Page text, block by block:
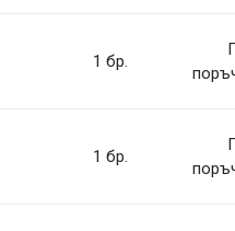
1 бр.
1 бр.